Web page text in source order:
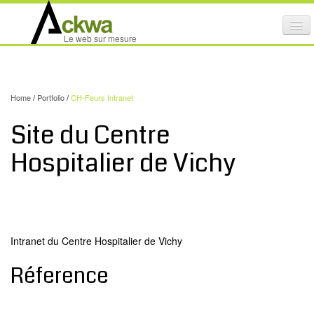
le
Le web sur mesure
MAINTENANCE DE SITES INTERNET
NOS PRODUITS
PORTFOLIO
Home/ Portfolio/CH-Feurs Intranet
Site du Centre
Hospitalier de Vichy
Intranet du Centre Hospitalier de Vichy
Réference